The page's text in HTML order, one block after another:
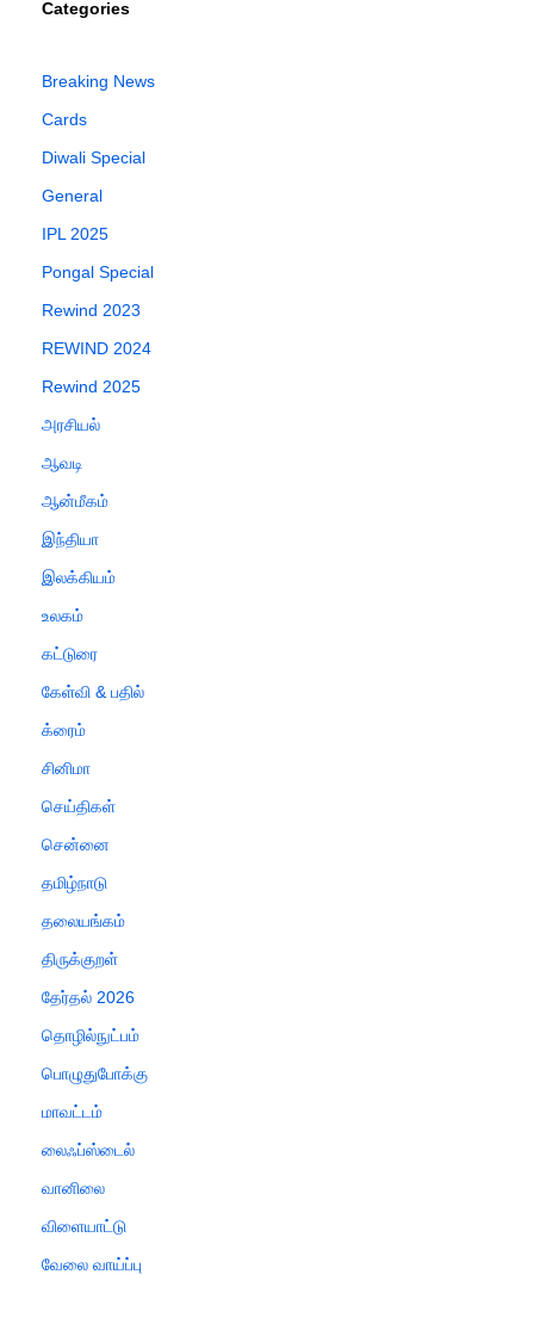
Categories
Breaking News
Cards
Diwali Special
General
IPL 2025
Pongal Special
Rewind 2023
REWIND 2024
Rewind 2025
அரசியல்
ஆவடி
ஆன்மீகம்
இந்தியா
இலக்கியம்
உலகம்
கட்டுரை
கேள்வி & பதில்
க்ரைம்
சினிமா
செய்திகள்
சென்னை
தமிழ்நாடு
தலையங்கம்
திருக்குறள்
தேர்தல் 2026
தொழில்நுட்பம்
பொழுதுபோக்கு
மாவட்டம்
லைஃப்ஸ்டைல்
வானிலை
விளையாட்டு
வேலை வாய்ப்பு